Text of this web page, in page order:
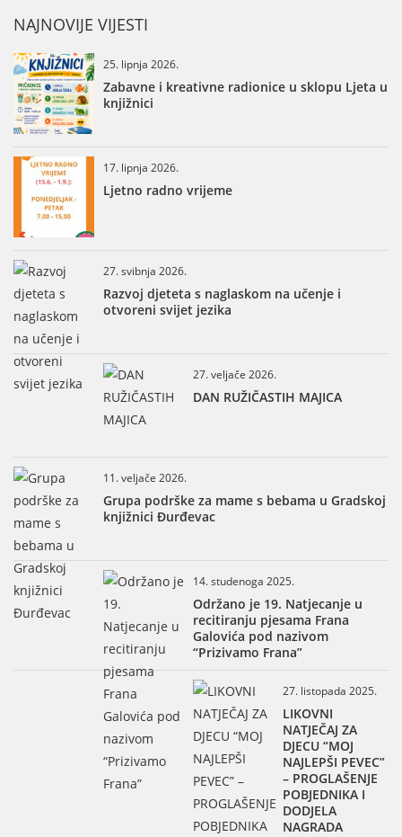
NAJNOVIJE VIJESTI
25. lipnja 2026.
Zabavne i kreativne radionice u sklopu Ljeta u
knjižnici
17. lipnja 2026.
Ljetno radno vrijeme
27. svibnja 2026.
Razvoj djeteta s naglaskom na učenje i
otvoreni svijet jezika
27. veljače 2026.
DAN RUŽIČASTIH MAJICA
11. veljače 2026.
Grupa podrške za mame s bebama u Gradskoj
knjižnici Đurđevac
14. studenoga 2025.
Održano je 19. Natjecanje u
recitiranju pjesama Frana
Galovića pod nazivom
“Prizivamo Frana”
27. listopada 2025.
LIKOVNI
NATJEČAJ ZA
DJECU “MOJ
NAJLEPŠI PEVEC”
– PROGLAŠENJE
POBJEDNIKA I
DODJELA
NAGRADA